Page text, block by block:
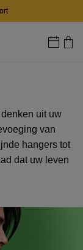
uit uw
van
hangers tot
dat uw leven